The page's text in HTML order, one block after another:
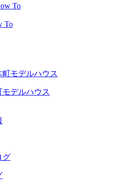
To
デルハウス